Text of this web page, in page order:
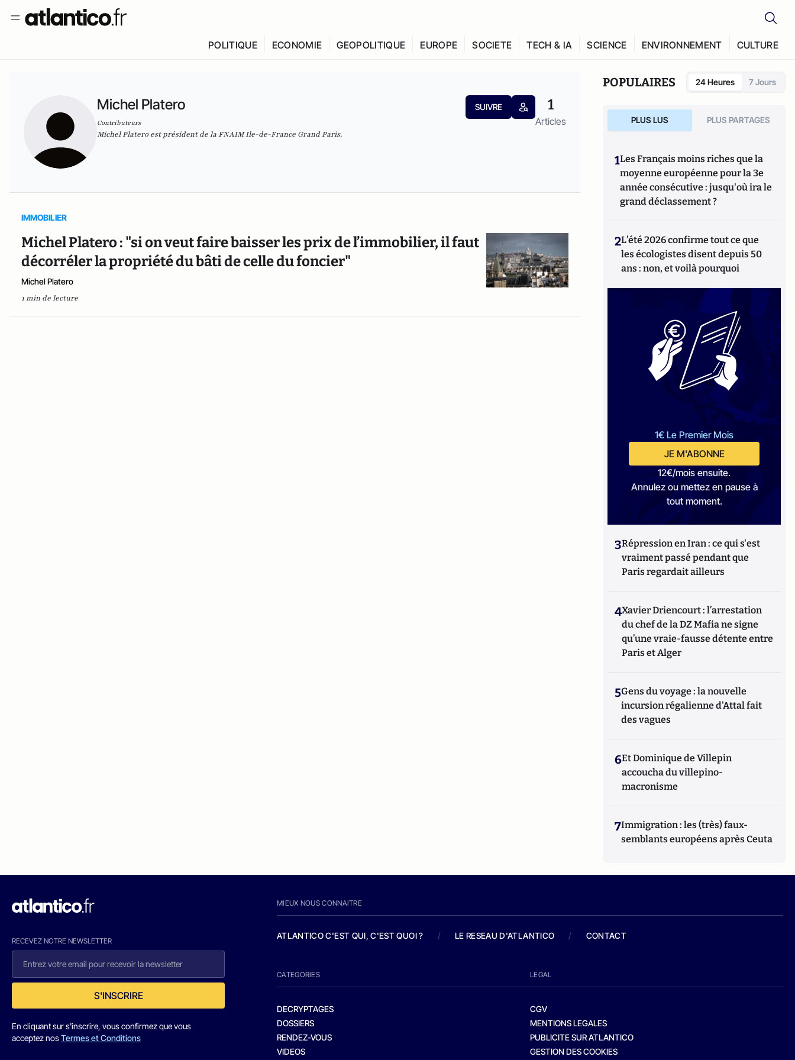
POLITIQUE ECONOMIE GEOPOLITIQUE EUROPE SOCIETE TECH & IA SCIENCE ENVIRONNEMENT CULTURE
Michel Platero
Contributeurs
SUIVRE 1
Articles
Michel Platero est président de la FNAIM Ile-de-France Grand Paris.
IMMOBILIER
Michel Platero : "si on veut faire baisser les prix de l’immobilier, il faut
décorréler la propriété du bâti de celle du foncier"
Michel Platero
1 min de lecture
POPULAIRES 24 Heures 7 Jours
PLUS LUS PLUS PARTAGES
1Les Français moins riches que la
moyenne européenne pour la 3e
année consécutive : jusqu'où ira le
grand déclassement ?
2L’été 2026 confirme tout ce que
les écologistes disent depuis 50
ans : non, et voilà pourquoi
1€ Le Premier Mois
JE M'ABONNE
12€/mois ensuite.
Annulez ou mettez en pause à
tout moment.
3Répression en Iran : ce qui s'est
vraiment passé pendant que
Paris regardait ailleurs
4Xavier Driencourt : l’arrestation
du chef de la DZ Mafia ne signe
qu’une vraie-fausse détente entre
Paris et Alger
5Gens du voyage : la nouvelle
incursion régalienne d'Attal fait
des vagues
6Et Dominique de Villepin
accoucha du villepino-
macronisme
7Immigration : les (très) faux-
semblants européens après Ceuta
RECEVEZ NOTRE NEWSLETTER
S'INSCRIRE
En cliquant sur s'inscrire, vous confirmez que vous
acceptez nosTermes et Conditions
MIEUX NOUS CONNAITRE
ATLANTICO C'EST QUI, C'EST QUOI ? / LE RESEAU D'ATLANTICO / CONTACT
CATEGORIES
DECRYPTAGES
DOSSIERS
RENDEZ-VOUS
VIDEOS
LEGAL
CGV
MENTIONS LEGALES
PUBLICITE SUR ATLANTICO
GESTION DES COOKIES